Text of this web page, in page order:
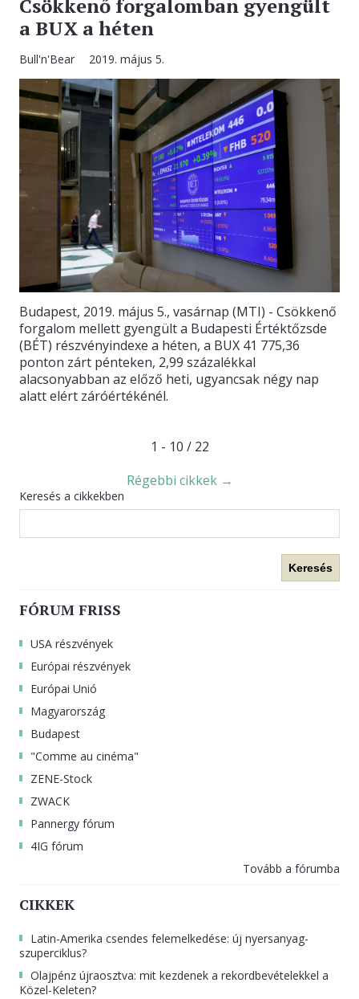
Csökkenő forgalomban gyengült
a BUX a héten
Bull'n'Bear 2019. május 5.
Budapest, 2019. május 5., vasárnap (MTI) - Csökkenő
forgalom mellett gyengült a Budapesti Értéktőzsde
(BÉT) részvényindexe a héten, a BUX 41 775,36
ponton zárt pénteken, 2,99 százalékkal
alacsonyabban az előző heti, ugyancsak négy nap
alatt elért záróértékénél.
1 - 10 / 22
Régebbi cikkek →
Keresés a cikkekben
Keresés
FÓRUM FRISS
USA részvények
Európai részvények
Európai Unió
Magyarország
Budapest
"Comme au cinéma"
ZENE-Stock
ZWACK
Pannergy fórum
4IG fórum
Tovább a fórumba
CIKKEK
Latin-Amerika csendes felemelkedése: új nyersanyag-
szuperciklus?
Olajpénz újraosztva: mit kezdenek a rekordbevételekkel a
Közel-Keleten?